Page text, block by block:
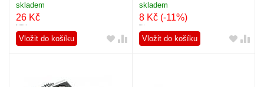
skladem
26 Kč
Vložit do košíku
skladem
8Kč (-11%)
Vložit do košíku